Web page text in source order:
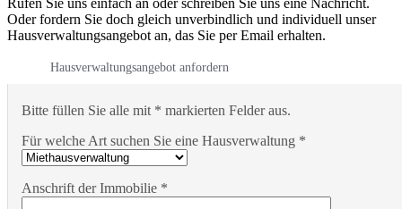
Oder fordern Sie doch gleich unverbindlich und individuell unser
Hausverwaltungsangebot an, das Sie per Email erhalten.
Hausverwaltungsangebot anfordern
Bitte füllen Sie alle mit * markierten Felder aus.
Für welche Art suchen Sie eine Hausverwaltung *
Anschrift der Immobilie *